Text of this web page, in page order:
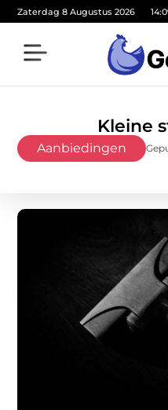
Zaterdag 8 Augustus 2026
Kleine
Aanbiedingen